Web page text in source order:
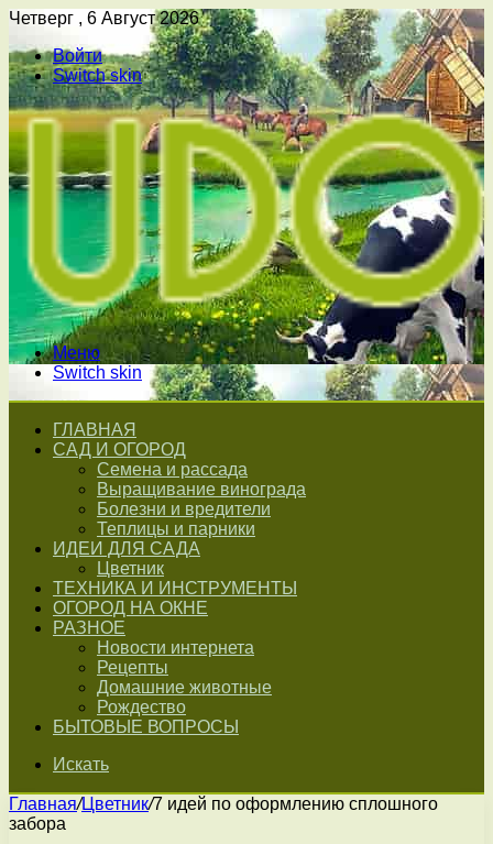
Четверг , 6 Август 2026
Войти
Switch skin
Меню
Switch skin
ГЛАВНАЯ
САД И ОГОРОД
Семена и рассада
Выращивание винограда
Болезни и вредители
Теплицы и парники
ИДЕИ ДЛЯ САДА
Цветник
ТЕХНИКА И ИНСТРУМЕНТЫ
ОГОРОД НА ОКНЕ
РАЗНОЕ
Новости интернета
Рецепты
Домашние животные
Рождество
БЫТОВЫЕ ВОПРОСЫ
Искать
Главная/Цветник/7 идей по оформлению сплошного
забора